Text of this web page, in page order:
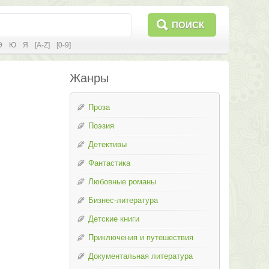
ПОИСК
Ю Я [A-Z] [0-9]
Жанры
Проза
Поэзия
Детективы
Фантастика
Любовные романы
Бизнес-литература
Детские книги
Приключения и путешествия
Документальная литература